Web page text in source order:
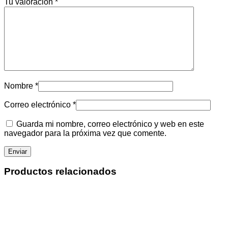
Nombre *
Correo electrónico *
Guarda mi nombre, correo electrónico y web en este
navegador para la próxima vez que comente.
Productos relacionados